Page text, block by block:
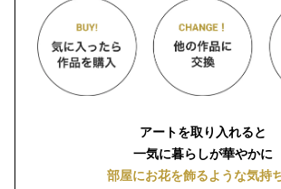
アートを取り入れると
一気に暮らしが華やかに
部屋にお花を飾るような気持